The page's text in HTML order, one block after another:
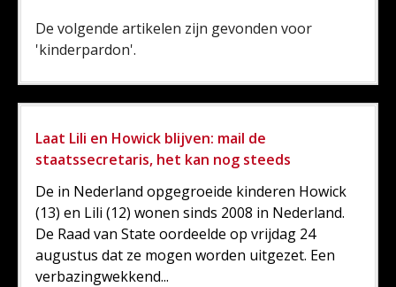
De volgende artikelen zijn gevonden voor
'kinderpardon'.
Laat Lili en Howick blijven: mail de
staatssecretaris, het kan nog steeds
De in Nederland opgegroeide kinderen Howick
(13) en Lili (12) wonen sinds 2008 in Nederland.
De Raad van State oordeelde op vrijdag 24
augustus dat ze mogen worden uitgezet. Een
verbazingwekkend...